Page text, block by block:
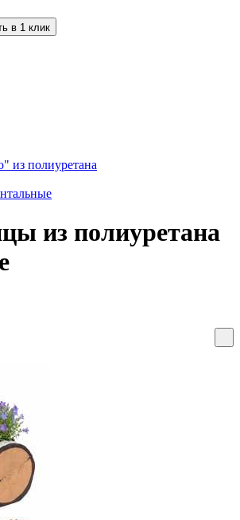
в 1 клик
из полиуретана
из полиуретана